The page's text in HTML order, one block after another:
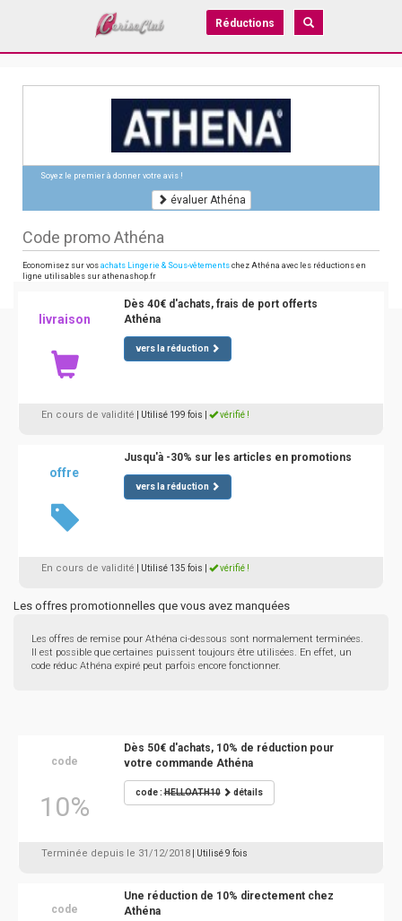
Réductions
Soyez le premier à donner votre avis !
évaluer Athéna
Code promo Athéna
Economisez sur vos achats Lingerie & Sous-vêtements chez Athéna avec les réductions en
ligne utilisables sur athenashop.fr
livraison
Dès 40€ d'achats, frais de port offerts
Athéna
vers la réduction
En cours de validité | Utilisé 199 fois vérifié !
offre
Jusqu'à -30% sur les articles en promotions
vers la réduction
En cours de validité | Utilisé 135 fois vérifié !
Les offres promotionnelles que vous avez manquées
Les offres de remise pour Athéna ci-dessous sont normalement terminées.
Il est possible que certaines puissent toujours être utilisées. En effet, un
code réduc Athéna expiré peut parfois encore fonctionner.
code
10%
Dès 50€ d'achats, 10% de réduction pour
votre commande Athéna
code :HELLOATH10 détails
Terminée depuis le 31/12/2018 | Utilisé 9 fois
code
Une réduction de 10% directement chez
Athéna